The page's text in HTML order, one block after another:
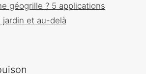
géogrille ? 5 applications
jardin et au-delà